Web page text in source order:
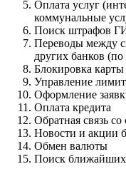
Оплата услуг
коммунальные
Поиск штрафов
Переводы между
других банков
Блокировка карты
Управление
Оформление
Оплата кредита
Обратная связь
Новости и акции
Обмен валюты
Поиск ближайших